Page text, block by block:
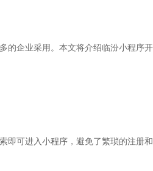
的企业采用。本文将介绍临汾小程序开
即可进入小程序，避免了繁琐的注册和